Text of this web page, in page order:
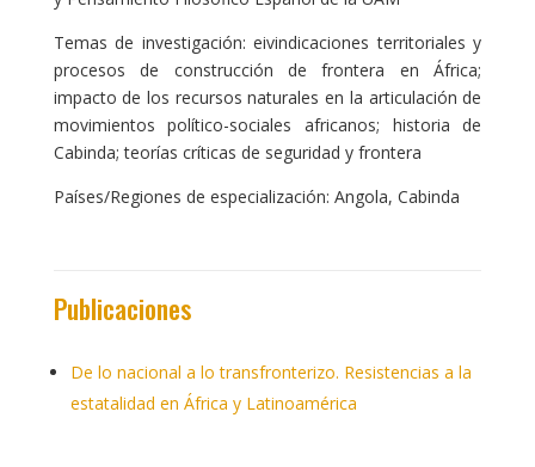
Temas de investigación: eivindicaciones territoriales y
procesos de construcción de frontera en África;
impacto de los recursos naturales en la articulación de
movimientos político-sociales africanos; historia de
Cabinda; teorías críticas de seguridad y frontera
Países/Regiones de especialización: Angola, Cabinda
Publicaciones
De lo nacional a lo transfronterizo. Resistencias a la
estatalidad en África y Latinoamérica